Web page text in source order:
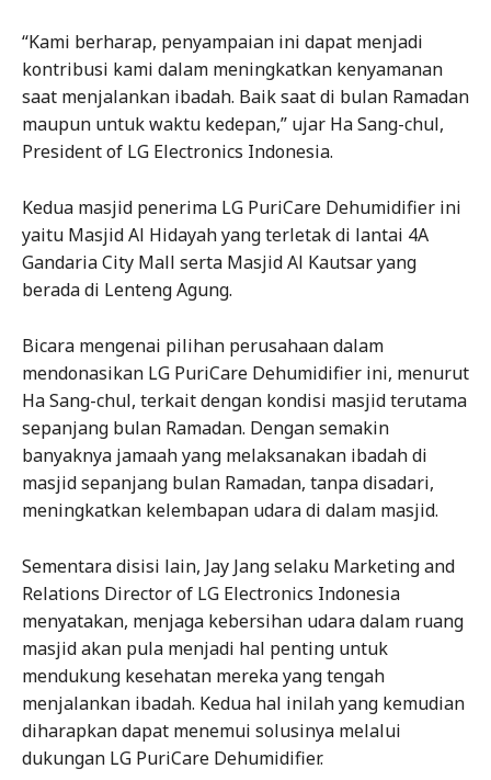
“Kami berharap, penyampaian ini dapat menjadi
kontribusi kami dalam meningkatkan kenyamanan
saat menjalankan ibadah. Baik saat di bulan Ramadan
maupun untuk waktu kedepan,” ujar Ha Sang-chul,
President of LG Electronics Indonesia.
Kedua masjid penerima LG PuriCare Dehumidifier ini
yaitu Masjid Al Hidayah yang terletak di lantai 4A
Gandaria City Mall serta Masjid Al Kautsar yang
berada di Lenteng Agung.
Bicara mengenai pilihan perusahaan dalam
mendonasikan LG PuriCare Dehumidifier ini, menurut
Ha Sang-chul, terkait dengan kondisi masjid terutama
sepanjang bulan Ramadan. Dengan semakin
banyaknya jamaah yang melaksanakan ibadah di
masjid sepanjang bulan Ramadan, tanpa disadari,
meningkatkan kelembapan udara di dalam masjid.
Sementara disisi lain, Jay Jang selaku Marketing and
Relations Director of LG Electronics Indonesia
menyatakan, menjaga kebersihan udara dalam ruang
masjid akan pula menjadi hal penting untuk
mendukung kesehatan mereka yang tengah
menjalankan ibadah. Kedua hal inilah yang kemudian
diharapkan dapat menemui solusinya melalui
dukungan LG PuriCare Dehumidifier.